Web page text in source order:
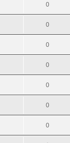
0
0
0
0
0
0
0